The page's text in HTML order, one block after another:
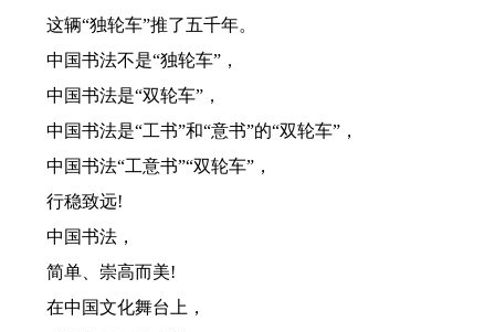
这辆“独轮车”推了五千年。
中国书法不是“独轮车”，
中国书法是“双轮车”，
中国书法是“工书”和“意书”的“双轮车”，
中国书法“工意书”“双轮车”，
行稳致远!
中国书法，
简单、崇高而美!
在中国文化舞台上，